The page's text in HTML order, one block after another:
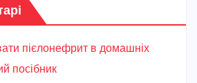
пієлонефрит в домашніх
посібник